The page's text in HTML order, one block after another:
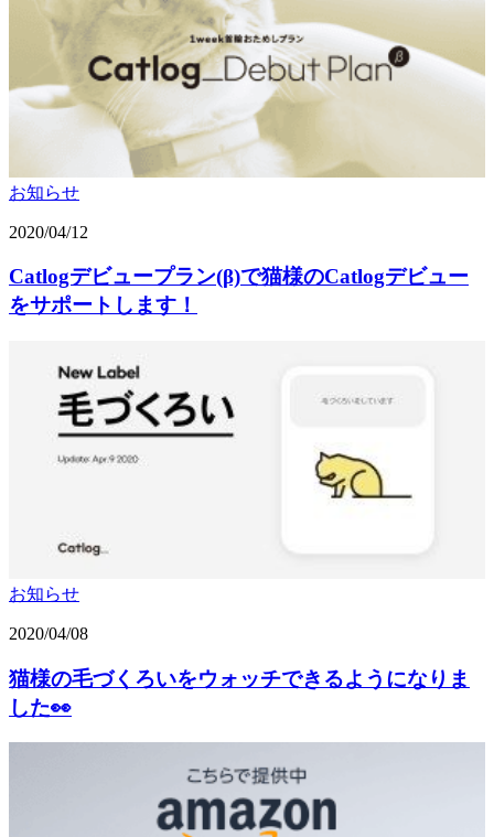
お知らせ
2020/04/12
Catlogデビュープラン(β)で猫様のCatlogデビュー
をサポートします！
お知らせ
2020/04/08
猫様の毛づくろいをウォッチできるようになりま
した👀